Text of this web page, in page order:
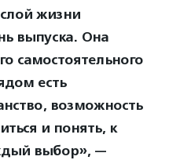
жизни
выпуска. Она
самостоятельного
есть
возможность
и понять, к
выбор», —